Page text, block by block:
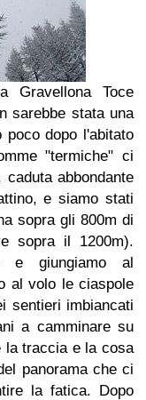
Gravellona Toce
sarebbe stata una
poco dopo l'abitato
"termiche" ci
abbondante
e siamo stati
sopra gli 800m di
sopra il 1200m).
e giungiamo al
al volo le ciaspole
sentieri imbiancati
a camminare su
la traccia e la cosa
panorama che ci
la fatica. Dopo